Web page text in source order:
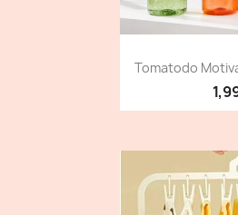
Vista
Tomatodo